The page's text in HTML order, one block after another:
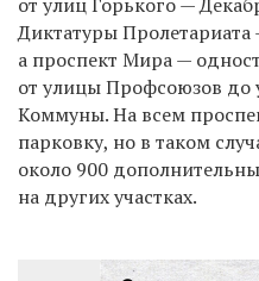
Диктатуры
а проспект Мира —
от улицы Профсоюзов
Коммуны. На всем
парковку, но в таком
около 900
на других участках.